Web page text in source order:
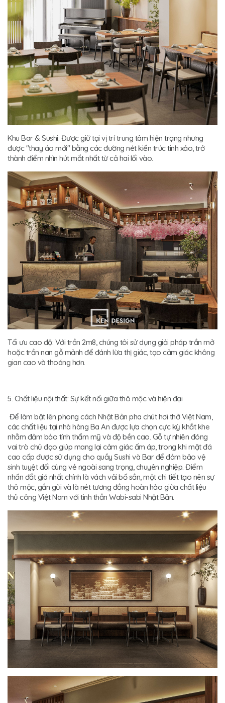
Khu Bar & Sushi: Được giữ tại vị trí trung tâm hiện trạng nhưng
được "thay áo mới" bằng các đường nét kiến trúc tinh xảo, trở
thành điểm nhìn hút mắt nhất từ cả hai lối vào.
Tối ưu cao độ: Với trần 2m8, chúng tôi sử dụng giải pháp trần mở
hoặc trần nan gỗ mảnh để đánh lừa thị giác, tạo cảm giác không
gian cao và thoáng hơn.
5. Chất liệu nội thất: Sự kết nối giữa thô mộc và hiện đại
Để làm bật lên phong cách Nhật Bản pha chút hơi thở Việt Nam,
các chất liệu tại nhà hàng Ba An được lựa chọn cực kỳ khắt khe
nhằm đảm bảo tính thẩm mỹ và độ bền cao. Gỗ tự nhiên đóng
vai trò chủ đạo giúp mang lại cảm giác ấm áp, trong khi mặt đá
cao cấp được sử dụng cho quầy Sushi và Bar để đảm bảo vệ
sinh tuyệt đối cùng vẻ ngoài sang trọng, chuyên nghiệp. Điểm
nhấn đắt giá nhất chính là vách vải bố sần, một chi tiết tạo nên sự
thô mộc, gần gũi và là nét tương đồng hoàn hảo giữa chất liệu
thủ công Việt Nam với tinh thần Wabi-sabi Nhật Bản.